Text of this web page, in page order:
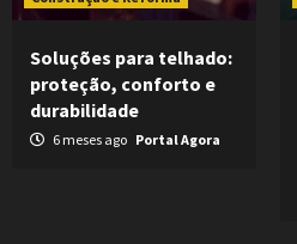
Soluções para telhado:
proteção, conforto e
durabilidade
6 meses ago Portal Agora